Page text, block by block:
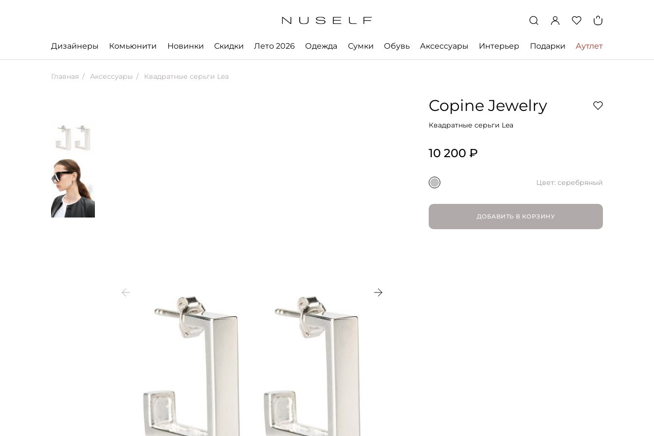
Дизайнеры Комьюнити Новинки Скидки Лето 2026 Одежда Сумки Обувь Аксессуары Интерьер Подарки Аутлет
Главная Аксессуары Квадратные серьги Lea
Copine Jewelry
Квадратные серьги Lea
10 200 ₽
Цвет: серебряный
ДОБАВИТЬ В КОРЗИНУ